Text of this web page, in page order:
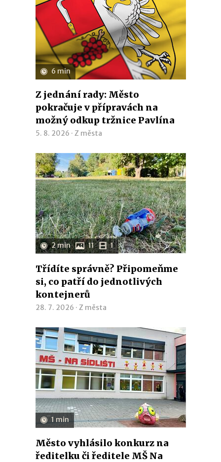
6 min
Z jednání rady: Město
pokračuje v přípravách na
možný odkup tržnice Pavlína
5. 8. 2026 · Z města
2 min 11 1
Třídíte správně? Připomeňme
si, co patří do jednotlivých
kontejnerů
28. 7. 2026 · Z města
1 min
Město vyhlásilo konkurz na
ředitelku či ředitele MŠ Na